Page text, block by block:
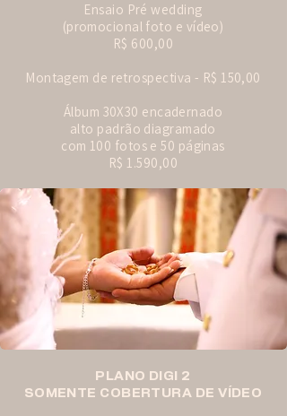
Ensaio Pré wedding
(promocional foto e vídeo)
R$ 600,00
Montagem de retrospectiva - R$ 150,00
​Álbum 30X30 encadernado
alto padrão diagramado
com 100 fotos e 50 páginas
R$ 1.590,00
PLANO DIGI 2
SOMENTE COBERTURA DE VÍDEO